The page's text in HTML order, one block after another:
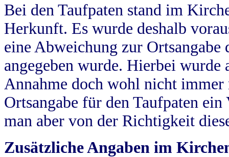
Bei den Taufpaten stand im
Herkunft. Es wurde deshalb
eine Abweichung zur
angegeben wurde. Hierbei wurde
Annahme doch wohl nicht
Ortsangabe für den Taufpaten
man aber von der Richtigkeit
Zusätzliche Angaben im